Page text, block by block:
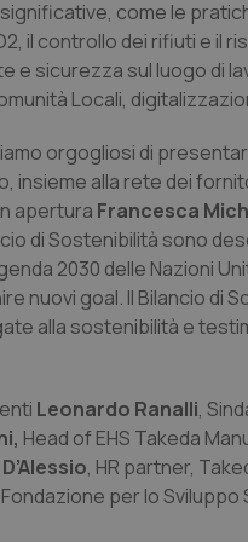
come le
il controllo dei rifiuti e
e sicurezza sul luogo di
Locali,
orgogliosi di
insieme alla rete dei
apertura Francesca
di Sostenibilità sono
2030 delle Nazioni
nuovi goal. Il Bilancio di
alla sostenibilità e
Leonardo Ranalli,
Head of EHS Takeda
, HR partner,
per lo Sviluppo